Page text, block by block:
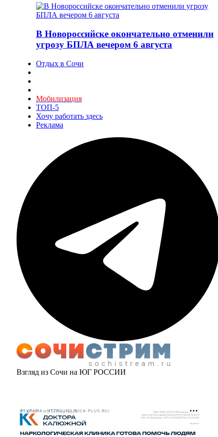
В Новороссийске окончательно отменили
угрозу БПЛА вечером 6 августа
Отдых в Сочи
Мобилизация
ТОП-5
Хочу работать здесь
Реклама
Взгляд из Сочи на ЮГ РОССИИ
РЕКЛАМА • HTTPS://CLINICA-PLUS.RU/